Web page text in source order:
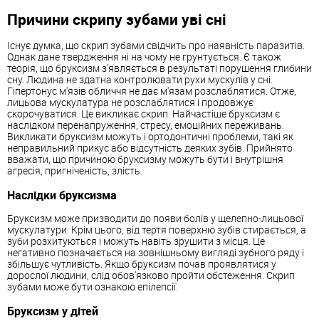
Причини скрипу зубами уві сні
Існує думка, що скрип зубами свідчить про наявність паразитів.
Однак дане твердження ні на чому не грунтується. Є також
теорія, що бруксизм з'являється в результаті порушення глибини
сну. Людина не здатна контролювати рухи мускулів у сні.
Гіпертонус м'язів обличчя не дає м'язам розслаблятися. Отже,
лицьова мускулатура не розслаблятися і продовжує
скорочуватися. Це викликає скрип. Найчастіше бруксизм є
наслідком перенапруження, стресу, емоційних переживань.
Викликати бруксизм можуть і ортодонтичні проблеми, такі як
неправильний прикус або відсутність деяких зубів. Прийнято
вважати, що причиною бруксизму можуть бути і внутрішня
агресія, пригніченість, злість.
Наслідки бруксизма
Бруксизм може призводити до появи болів у щелепно-лицьової
мускулатури. Крім цього, від тертя поверхню зубів стирається, а
зуби розхитуються і можуть навіть зрушити з місця. Це
негативно позначається на зовнішньому вигляді зубного ряду і
збільшує чутливість. Якщо бруксизм почав проявлятися у
дорослої людини, слід обов'язково пройти обстеження. Скрип
зубами може бути ознакою епілепсії.
Бруксизм у дітей